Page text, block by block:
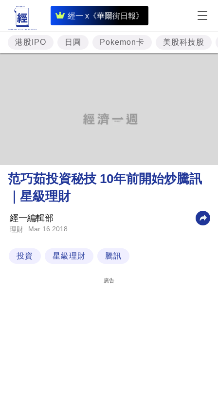
經一 x《華爾街日報》
即
時
財
經
理
財
商
科
港股IPO 日圓 Pokemon卡 美股科技股
范巧茹投資秘技 10年前開始炒騰訊
｜星級理財
經一編輯部
理財 Mar 16 2018
投資 星級理財 騰訊
廣告